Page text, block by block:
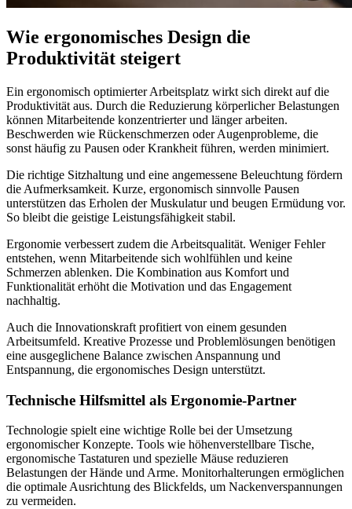
Wie ergonomisches Design die
Produktivität steigert
Ein ergonomisch optimierter Arbeitsplatz wirkt sich direkt auf die
Produktivität aus. Durch die Reduzierung körperlicher Belastungen
können Mitarbeitende konzentrierter und länger arbeiten.
Beschwerden wie Rückenschmerzen oder Augenprobleme, die
sonst häufig zu Pausen oder Krankheit führen, werden minimiert.
Die richtige Sitzhaltung und eine angemessene Beleuchtung fördern
die Aufmerksamkeit. Kurze, ergonomisch sinnvolle Pausen
unterstützen das Erholen der Muskulatur und beugen Ermüdung vor.
So bleibt die geistige Leistungsfähigkeit stabil.
Ergonomie verbessert zudem die Arbeitsqualität. Weniger Fehler
entstehen, wenn Mitarbeitende sich wohlfühlen und keine
Schmerzen ablenken. Die Kombination aus Komfort und
Funktionalität erhöht die Motivation und das Engagement
nachhaltig.
Auch die Innovationskraft profitiert von einem gesunden
Arbeitsumfeld. Kreative Prozesse und Problemlösungen benötigen
eine ausgeglichene Balance zwischen Anspannung und
Entspannung, die ergonomisches Design unterstützt.
Technische Hilfsmittel als Ergonomie-Partner
Technologie spielt eine wichtige Rolle bei der Umsetzung
ergonomischer Konzepte. Tools wie höhenverstellbare Tische,
ergonomische Tastaturen und spezielle Mäuse reduzieren
Belastungen der Hände und Arme. Monitorhalterungen ermöglichen
die optimale Ausrichtung des Blickfelds, um Nackenverspannungen
zu vermeiden.